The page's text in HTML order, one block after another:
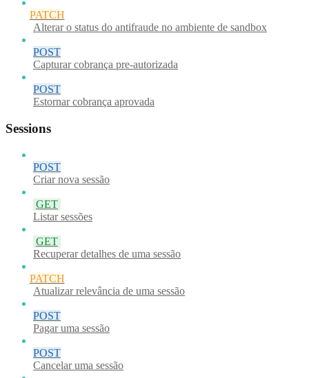
PATCH
Alterar o status do antifraude no ambiente de sandbox
POST
Capturar cobrança pre-autorizada
POST
Estornar cobrança aprovada
Sessions
POST
Criar nova sessão
GET
Listar sessões
GET
Recuperar detalhes de uma sessão
PATCH
Atualizar relevância de uma sessão
POST
Pagar uma sessão
POST
Cancelar uma sessão